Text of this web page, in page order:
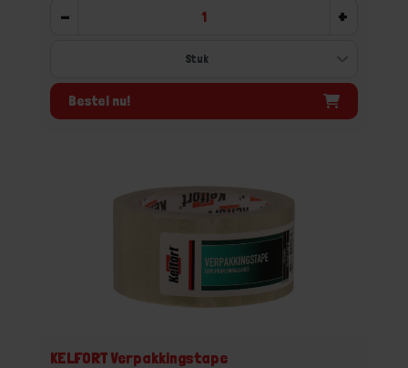
- +
Bestel nu!
KELFORT Verpakkingstape